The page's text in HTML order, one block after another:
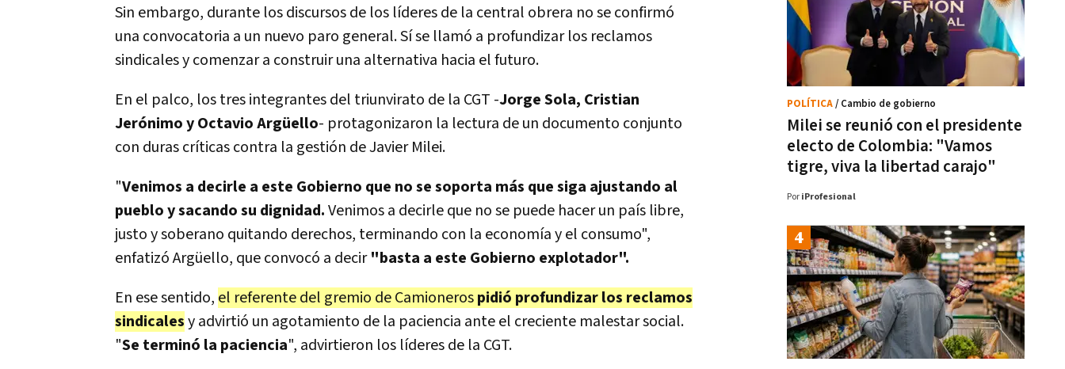
Sin embargo, durante los discursos de los líderes de la central obrera no se confirmó
una convocatoria a un nuevo paro general. Sí se llamó a profundizar los reclamos
sindicales y comenzar a construir una alternativa hacia el futuro.
En el palco, los tres integrantes del triunvirato de la CGT -Jorge Sola, Cristian
Jerónimo y Octavio Argüello- protagonizaron la lectura de un documento conjunto
con duras críticas contra la gestión de Javier Milei.
"Venimos a decirle a este Gobierno que no se soporta más que siga ajustando al
pueblo y sacando su dignidad.Venimos a decirle que no se puede hacer un país libre,
justo y soberano quitando derechos, terminando con la economía y el consumo",
enfatizó Argüello, que convocó a decir"basta a este Gobierno explotador".
En ese sentido, el referente del gremio de Camionerospidió profundizar los reclamos
sindicalesy advirtió un agotamiento de la paciencia ante el creciente malestar social.
"Se terminó la paciencia", advirtieron los líderes de la CGT.
Milei se reunió con el presidente
electo de Colombia: "Vamos
tigre, viva la libertad carajo"
POLÍTICA/ Cambio de gobierno
Por iProfesional